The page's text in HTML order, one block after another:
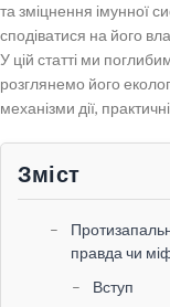
та зміцнення імунної
сподіватися на його
У цій статті ми
розглянемо його
механізми дії,
Зміст
правда чи
Вступ